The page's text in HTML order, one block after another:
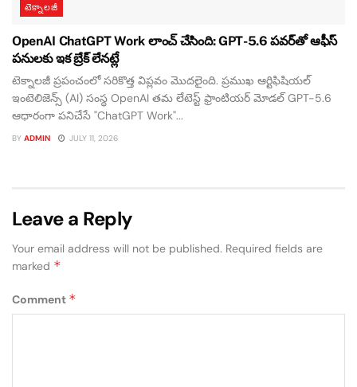
టెక్నాలజీ
OpenAI ChatGPT Work లాంచ్ చేసింది: GPT-5.6 పవర్‌తో ఆఫీస్
పనులకు ఇక బ్రేక్ లేనట్లే
టెక్నాలజీ ప్రపంచంలో సరికొత్త విప్లవం మొదలైంది. ప్రముఖ ఆర్టిఫిషియల్
ఇంటెలిజెన్స్ (AI) సంస్థ OpenAI తమ లేటెస్ట్ ఫ్రాంటియర్ మోడల్ GPT-5.6
ఆధారంగా పనిచేసే "ChatGPT Work"...
BY ADMIN JULY 11, 2026
Leave a Reply
Your email address will not be published. Required fields are
marked *
Comment *